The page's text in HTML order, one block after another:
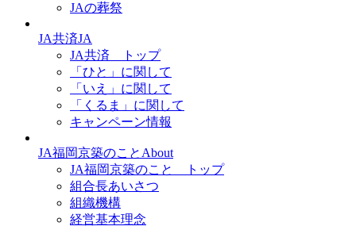
JAの葬祭
JA共済JA
JA共済 トップ
「ひと」に関して
「いえ」に関して
「くるま」に関して
キャンペーン情報
JA福岡京築のこと About
JA福岡京築のこと トップ
組合長あいさつ
組織機構
経営基本理念